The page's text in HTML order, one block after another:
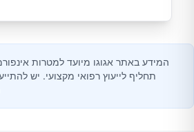
המידע באתר אגוגו מיועד למטרות
תחליף לייעוץ רפואי מקצועי. יש